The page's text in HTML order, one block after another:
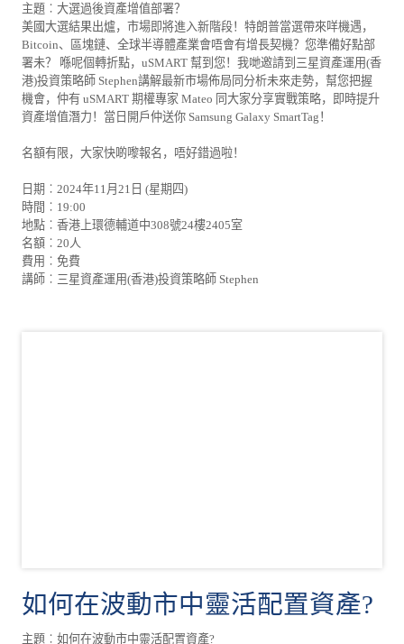
主題︰大選過後資產增值部署？
美國大選結果出爐，市場即將進入新階段！特朗普當選帶來咩機遇，
Bitcoin、區塊鏈、全球半導體產業會唔會有增長契機？您準備好點部
署未？ 喺呢個轉折點，uSMART 幫到您！我哋邀請到三星資產運用(香
港)投資策略師 Stephen講解最新市場佈局同分析未來走勢，幫您把握
機會，仲有 uSMART 期權專家 Mateo 同大家分享實戰策略，即時提升
資產增值潛力！當日開戶仲送你 Samsung Galaxy SmartTag！
名額有限，大家快啲嚟報名，唔好錯過啦！
日期︰2024年11月21日 (星期四)
時間︰19:00
地點︰香港上環德輔道中308號24樓2405室
名額︰20人
費用︰免費
講師︰三星資產運用(香港)投資策略師 Stephen
如何在波動市中靈活配置資產?
主題︰如何在波動市中靈活配置資產?